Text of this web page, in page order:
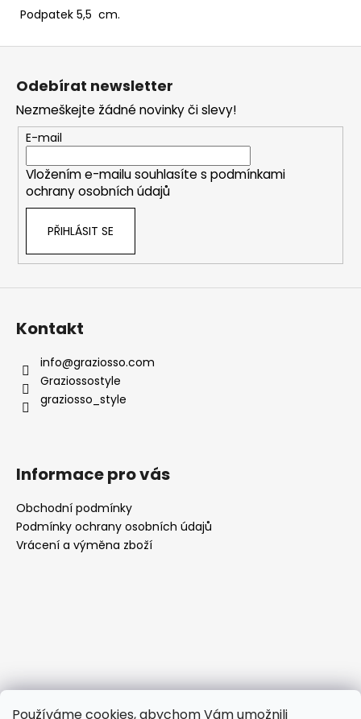
Používáme cookies, abychom Vám umožnili
Podpatek 5,5 cm.
Z
Odebírat newsletter
Nezmeškejte žádné novinky či slevy!
E-mail
Vložením e-mailu souhlasíte s podmínkami
ochrany osobních údajů
PŘIHLÁSIT SE
Kontakt
info@graziosso.com
Graziossostyle
graziosso_style
Informace pro vás
Obchodní podmínky
Podmínky ochrany osobních údajů
Vrácení a výměna zboží